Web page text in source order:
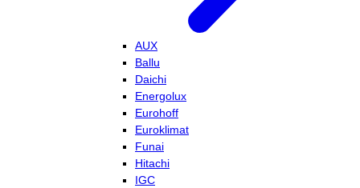
AUX
Ballu
Daichi
Energolux
Eurohoff
Euroklimat
Funai
Hitachi
IGC